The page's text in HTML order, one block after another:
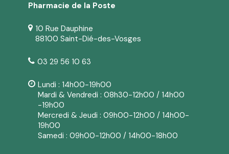
Pharmacie de la Poste
10 Rue Dauphine
88100 Saint-Dié-des-Vosges
03 29 56 10 63
Lundi : 14h00-19h00
Mardi & Vendredi : 08h30-12h00 / 14h00
-19h00
Mercredi & Jeudi : 09h00-12h00 / 14h00-
19h00
Samedi : 09h00-12h00 / 14h00-18h00